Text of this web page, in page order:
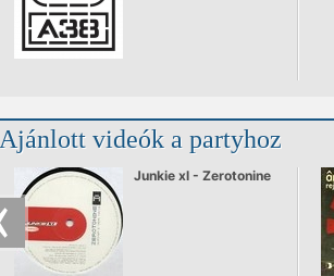
Ajánlott videók a partyhoz
Junkie xl - Zerotonine